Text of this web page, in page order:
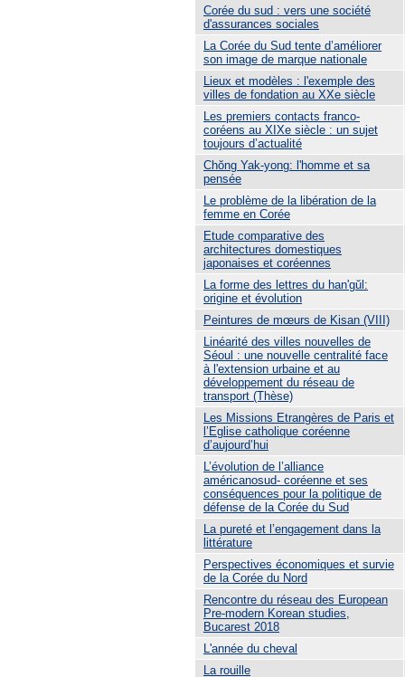
Corée du sud : vers une société
d'assurances sociales
La Corée du Sud tente d’améliorer
son image de marque nationale
Lieux et modèles : l'exemple des
villes de fondation au XXe siècle
Les premiers contacts franco-
coréens au XIXe siècle : un sujet
toujours d’actualité
Chŏng Yak-yong: l'homme et sa
pensée
Le problème de la libération de la
femme en Corée
Etude comparative des
architectures domestiques
japonaises et coréennes
La forme des lettres du han'gŭl:
origine et évolution
Peintures de mœurs de Kisan (VIII)
Linéarité des villes nouvelles de
Séoul : une nouvelle centralité face
à l'extension urbaine et au
développement du réseau de
transport (Thèse)
Les Missions Etrangères de Paris et
l’Eglise catholique coréenne
d’aujourd’hui
L’évolution de l’alliance
américanosud- coréenne et ses
conséquences pour la politique de
défense de la Corée du Sud
La pureté et l’engagement dans la
littérature
Perspectives économiques et survie
de la Corée du Nord
Rencontre du réseau des European
Pre-modern Korean studies,
Bucarest 2018
L'année du cheval
La rouille